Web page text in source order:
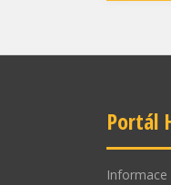
Portál